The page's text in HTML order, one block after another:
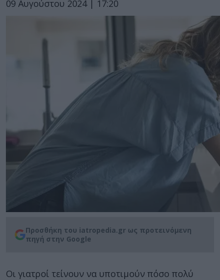
09 Αυγούστου 2024 | 17:20
Προσθήκη του iatropedia.gr ως προτεινόμενη
πηγή στην Google
Οι γιατροί τείνουν να υποτιμούν πόσο πολύ